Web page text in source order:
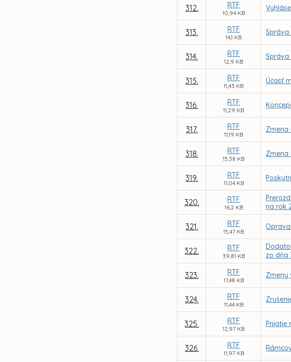
312. RTF
10,94 KB
313. RTF
14,1 KB
Správa
314. RTF
12,9 KB
Správa
315. RTF
11,43 KB
Účasť
316. RTF
11,29 KB
317. RTF
11,19 KB
Zmena
318. RTF
15,38 KB
Zmena
319. RTF
11,04 KB
320. RTF
16,2 KB
na rok
321. RTF
15,47 KB
322. RTF
39,81 KB
zo dňa
323. RTF
17,48 KB
Zmeny
324. RTF
11,44 KB
325. RTF
12,97 KB
Prijatie
326. RTF
11,97 KB